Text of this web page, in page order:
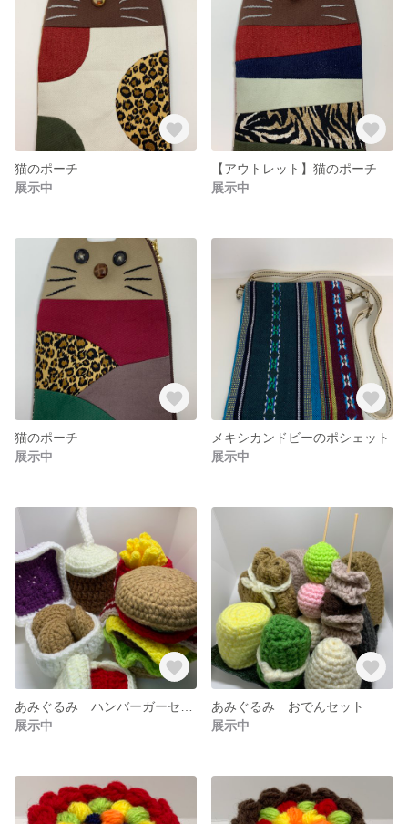
猫のポーチ
展示中
【アウトレット】猫のポーチ
展示中
猫のポーチ
展示中
メキシカンドビーのポシェット
展示中
展示中
あみぐるみ おでんセット
展示中